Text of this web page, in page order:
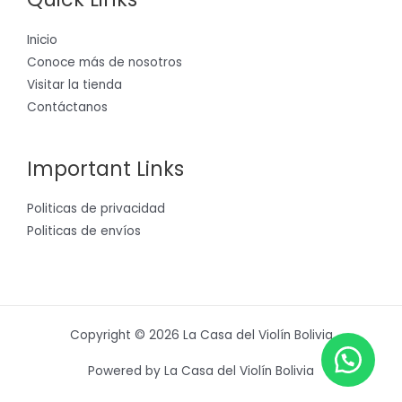
Inicio
Conoce más de nosotros
Visitar la tienda
Contáctanos
Important Links
Politicas de privacidad
Politicas de envíos
Copyright © 2026 La Casa del Violín Bolivia
Powered by La Casa del Violín Bolivia